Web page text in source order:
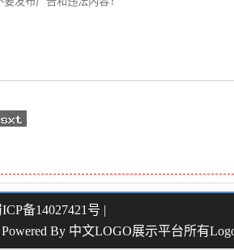
备14027421号 |
By 中文LOGO展示平台所有